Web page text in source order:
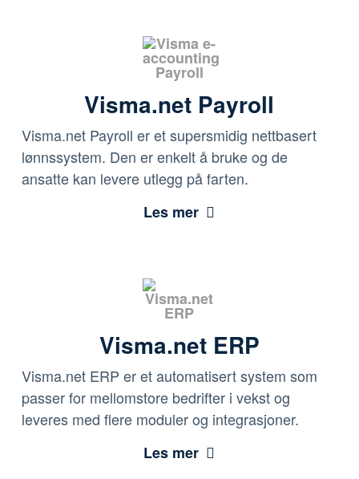
Visma.net Payroll
Visma.net Payroll er et supersmidig nettbasert
lønnssystem. Den er enkelt å bruke og de
ansatte kan levere utlegg på farten.
Les mer
Visma.net ERP
Visma.net ERP er et automatisert system som
passer for mellomstore bedrifter i vekst og
leveres med flere moduler og integrasjoner.
Les mer